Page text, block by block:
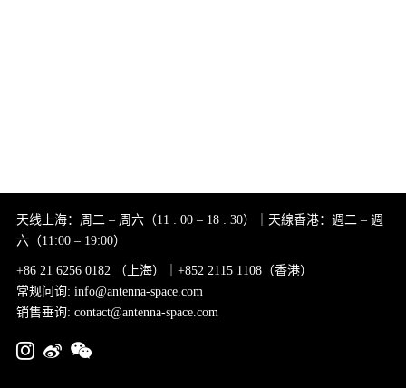
天线上海：周二 – 周六（11 : 00 – 18 : 30）｜天線香港：週二 – 週
六（11:00 – 19:00）
+86 21 6256 0182 （上海）｜+852 2115 1108（香港）
常规问询: info@antenna-space.com
销售垂询: contact@antenna-space.com